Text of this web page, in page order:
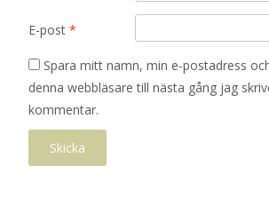
E-post *
Spara mitt namn, min e-postadress
denna webbläsare till nästa gång jag
kommentar.